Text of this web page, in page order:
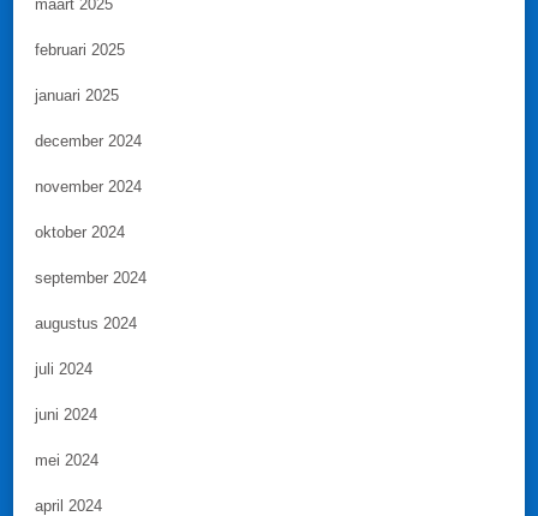
maart 2025
februari 2025
januari 2025
december 2024
november 2024
oktober 2024
september 2024
augustus 2024
juli 2024
juni 2024
mei 2024
april 2024